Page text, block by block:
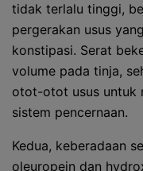
tidak terlalu tinggi,
pergerakan usus
konstipasi. Serat
volume pada tinja,
otot-otot usus untuk
sistem pencernaan.
Kedua, keberadaan
oleuropein dan